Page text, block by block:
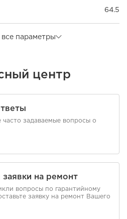
64.5
параметры
центр
задаваемые вопросы о
заявки на ремонт
вопросы по гарантийному
заявку на ремонт Вашего